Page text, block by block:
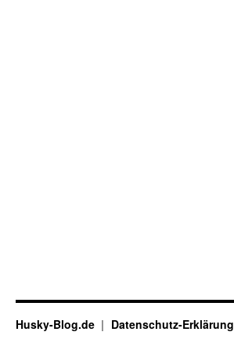
Husky-Blog.de Datenschutz-Erklärung